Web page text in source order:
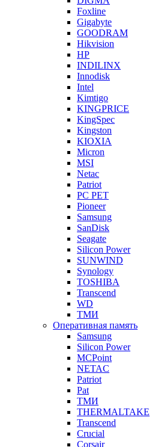
Foxline
Gigabyte
GOODRAM
Hikvision
HP
INDILINX
Innodisk
Intel
Kimtigo
KINGPRICE
KingSpec
Kingston
KIOXIA
Micron
MSI
Netac
Patriot
PC PET
Pioneer
Samsung
SanDisk
Seagate
Silicon Power
SUNWIND
Synology
TOSHIBA
Transcend
WD
ТМИ
Оперативная память
Samsung
Silicon Power
MCPoint
NETAC
Patriot
Pat
ТМИ
THERMALTAKE
Transcend
Crucial
Corsair